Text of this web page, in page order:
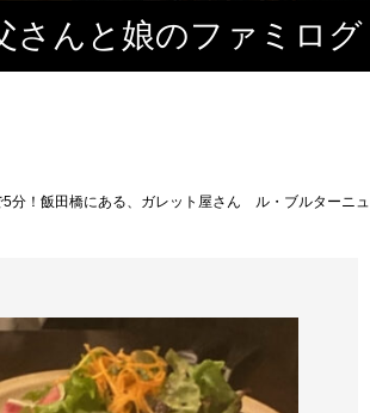
さんと娘のファミログ
分！飯田橋にある、ガレット屋さん ル・ブルターニュ